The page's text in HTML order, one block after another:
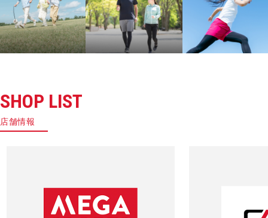
SHOP LIST
店舗情報